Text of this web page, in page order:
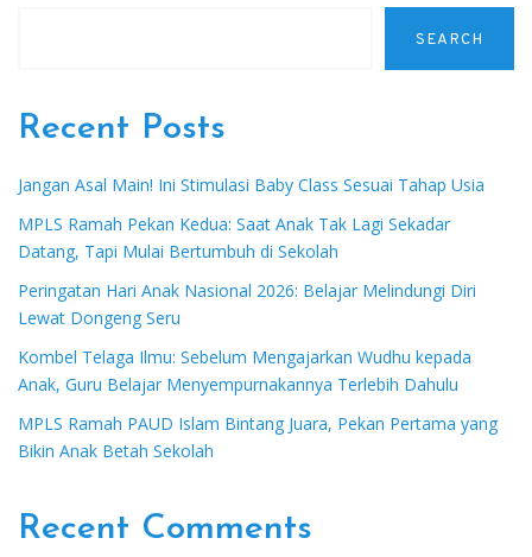
SEARCH
Recent Posts
Jangan Asal Main! Ini Stimulasi Baby Class Sesuai Tahap Usia
MPLS Ramah Pekan Kedua: Saat Anak Tak Lagi Sekadar
Datang, Tapi Mulai Bertumbuh di Sekolah
Peringatan Hari Anak Nasional 2026: Belajar Melindungi Diri
Lewat Dongeng Seru
Kombel Telaga Ilmu: Sebelum Mengajarkan Wudhu kepada
Anak, Guru Belajar Menyempurnakannya Terlebih Dahulu
MPLS Ramah PAUD Islam Bintang Juara, Pekan Pertama yang
Bikin Anak Betah Sekolah
Recent Comments